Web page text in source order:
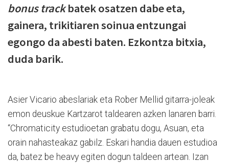
bonus trackbatek osatzen dabe eta,
gainera, trikitiaren soinua entzungai
egongo da abesti baten. Ezkontza bitxia,
duda barik.
Asier Vicario abeslariak eta Rober Mellid gitarra-joleak
emon deuskue Kartzarot taldearen azken lanaren barri.
“Chromaticity estudioetan grabatu dogu, Asuan, eta
orain nahasteakaz gabilz. Eskari handia dauen estudioa
da, batez be heavy egiten dogun taldeen artean. Izan